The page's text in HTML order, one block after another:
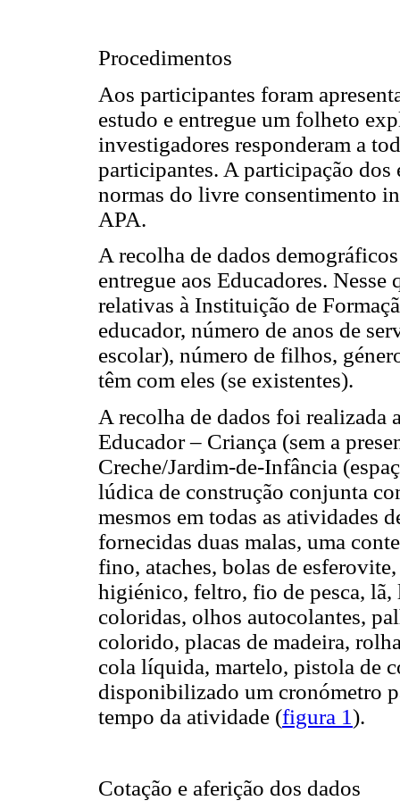
Procedimentos
Aos participantes foram
estudo e entregue um folheto
investigadores responderam a
participantes. A participação dos
normas do livre consentimento
APA.
A recolha de dados
entregue aos Educadores.
relativas à Instituição de
educador, número de anos de
escolar), número de filhos,
têm com eles (se existentes).
A recolha de dados foi realizada
Educador – Criança (sem a
Creche/Jardim-de-Infância
lúdica de construção conjunta
mesmos em todas as atividades
fornecidas duas malas, uma
fino, ataches, bolas de
higiénico, feltro, fio de pesca, lã,
coloridas, olhos autocolantes,
colorido, placas de madeira,
cola líquida, martelo, pistola de
disponibilizado um cronómetro
tempo da atividade (figura 1).
Cotação e aferição dos dados